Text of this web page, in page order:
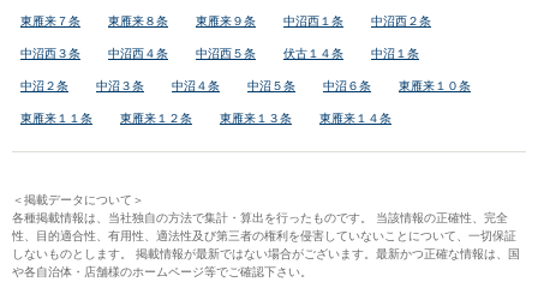
東雁来７条 東雁来８条 東雁来９条 中沼西１条 中沼西２条
中沼西３条 中沼西４条 中沼西５条 伏古１４条 中沼１条
中沼２条 中沼３条 中沼４条 中沼５条 中沼６条 東雁来１０条
東雁来１１条 東雁来１２条 東雁来１３条 東雁来１４条
＜掲載データについて＞
各種掲載情報は、当社独自の方法で集計・算出を行ったものです。 当該情報の正確性、完全
性、目的適合性、有用性、適法性及び第三者の権利を侵害していないことについて、一切保証
しないものとします。 掲載情報が最新ではない場合がございます。最新かつ正確な情報は、国
や各自治体・店舗様のホームページ等でご確認下さい。